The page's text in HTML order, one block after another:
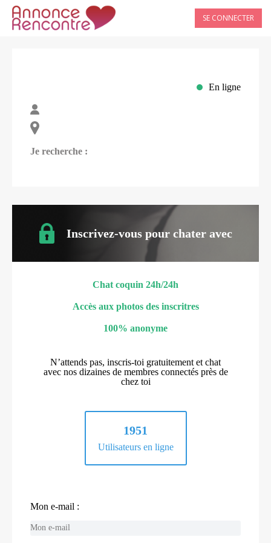
SE CONNECTER
En ligne
Je recherche :
Inscrivez-vous pour chater avec
Chat coquin 24h/24h
Accès aux photos des inscritres
100% anonyme
N’attends pas, inscris-toi gratuitement et chat
avec nos dizaines de membres connectés près de
chez toi
1951
Utilisateurs en ligne
Mon e-mail :